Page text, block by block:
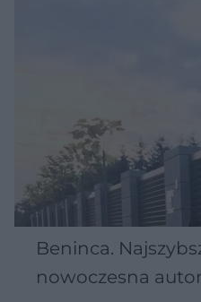
Beninca.
nowoczesna